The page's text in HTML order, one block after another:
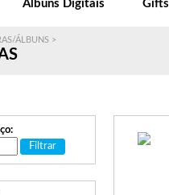
Álbuns Digitais Gifts
ÁLBUNS >
Filtrar